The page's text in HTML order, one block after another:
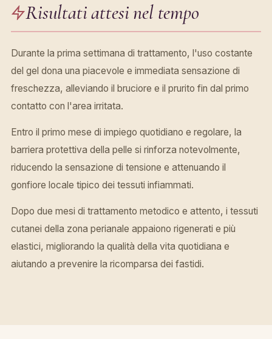
Risultati attesi nel tempo
Durante la prima settimana di trattamento, l'uso costante
del gel dona una piacevole e immediata sensazione di
freschezza, alleviando il bruciore e il prurito fin dal primo
contatto con l'area irritata.
Entro il primo mese di impiego quotidiano e regolare, la
barriera protettiva della pelle si rinforza notevolmente,
riducendo la sensazione di tensione e attenuando il
gonfiore locale tipico dei tessuti infiammati.
Dopo due mesi di trattamento metodico e attento, i tessuti
cutanei della zona perianale appaiono rigenerati e più
elastici, migliorando la qualità della vita quotidiana e
aiutando a prevenire la ricomparsa dei fastidi.